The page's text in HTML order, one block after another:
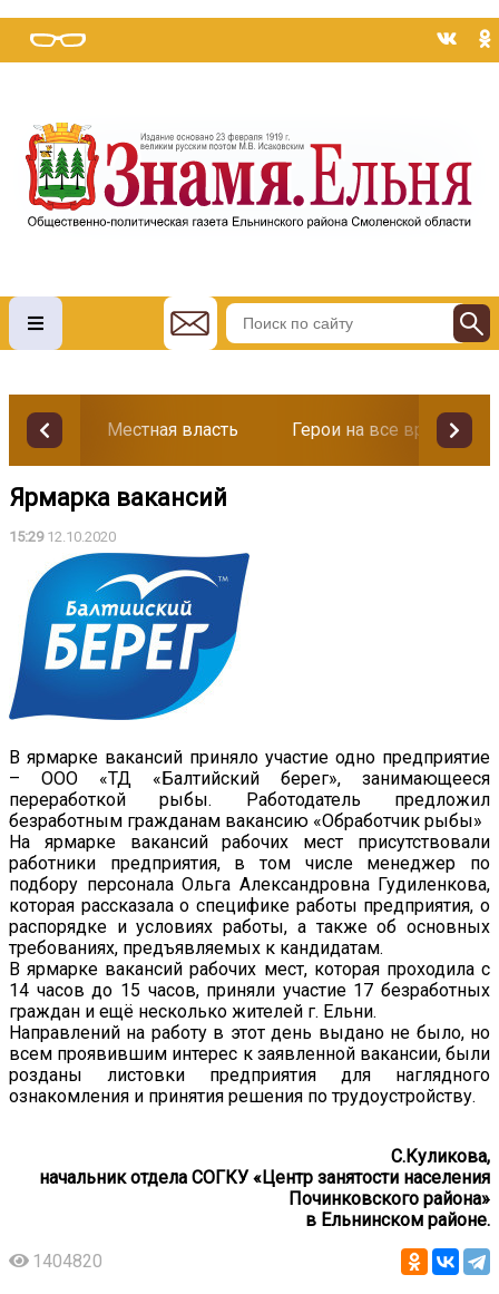
Местная власть Герои на все времена
Ярмарка вакансий
15:2912.10.2020
В ярмарке вакансий приняло участие одно предприятие
– ООО «ТД «Балтийский берег», занимающееся
переработкой рыбы. Работодатель предложил
безработным гражданам вакансию «Обработчик рыбы»
На ярмарке вакансий рабочих мест присутствовали
работники предприятия, в том числе менеджер по
подбору персонала Ольга Александровна Гудиленкова,
которая рассказала о специфике работы предприятия, о
распорядке и условиях работы, а также об основных
требованиях, предъявляемых к кандидатам.
В ярмарке вакансий рабочих мест, которая проходила с
14 часов до 15 часов, приняли участие 17 безработных
граждан и ещё несколько жителей г. Ельни.
Направлений на работу в этот день выдано не было, но
всем проявившим интерес к заявленной вакансии, были
розданы листовки предприятия для наглядного
ознакомления и принятия решения по трудоустройству.
С.Куликова,
начальник отдела СОГКУ «Центр занятости населения
Починковского района»
в Ельнинском районе.
1404820